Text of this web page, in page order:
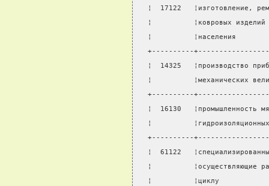
¦  17122
¦          ¦ковровых
¦          ¦населения
+----------
¦  14325   ¦производство
¦
+----------
¦  16130
¦
+----------
¦  61122
¦
¦          ¦циклу